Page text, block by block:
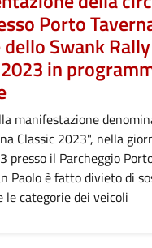
Porto
Swank
in
manifestazione
Classic 2023", nella
presso il Parcheggio
Paolo è fatto divieto di
categorie dei veicoli